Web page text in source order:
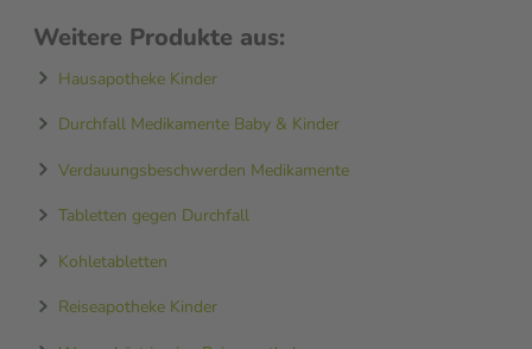
Weitere Produkte aus:
Hausapotheke Kinder
Durchfall Medikamente Baby & Kinder
Verdauungsbeschwerden Medikamente
Tabletten gegen Durchfall
Kohletabletten
Reiseapotheke Kinder